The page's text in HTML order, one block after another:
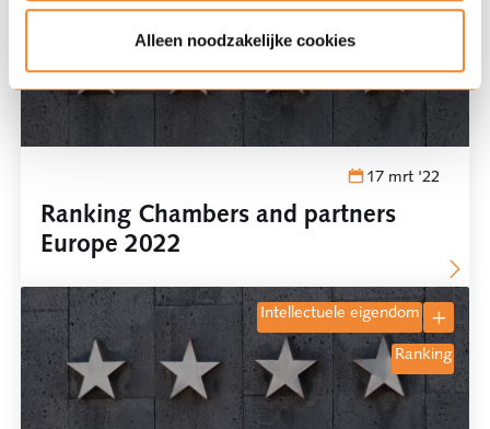
Alleen noodzakelijke cookies
arbeidsrecht
17 mrt '22
Ranking Chambers and partners
Europe 2022
intellectuele eigendom
ranking